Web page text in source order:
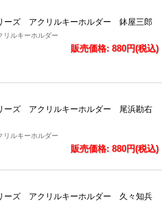
ーズ アクリルキーホルダー 鉢屋三郎
リルキーホルダー
販売価格: 880円(税込)
ーズ アクリルキーホルダー 尾浜勘右
リルキーホルダー
販売価格: 880円(税込)
ーズ アクリルキーホルダー 久々知兵